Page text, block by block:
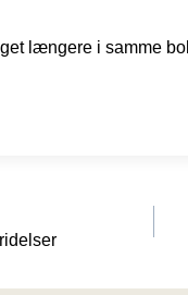
længere i samme